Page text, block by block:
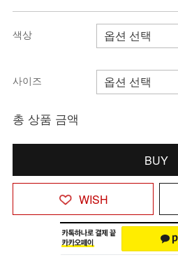
색상
사이즈
총 상품 금액
BUY
WISH